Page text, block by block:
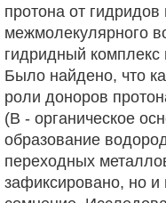
протона от
межмолекулярного
гидридный комплекс
Было найдено, что
роли доноров
(В - органическое
образование
переходных
зафиксировано, но и